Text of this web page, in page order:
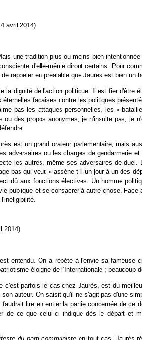
avril 2014)
une tradition plus ou moins bien
d'elle-même diront certains. Pour
rappeler en préalable que Jaurès est bien
la dignité de l'action politique. Il est fier
fadaises contre les politiques
pas les attaques personnelles, les «
ou des propos anonymes, je n'insulte pas, je
est un grand orateur parlementaire, mais
adversaires ou les charges de
les autres, même ses adversaires de
pas qui veut » assène-t-il un jour à un des
dû aux fonctions électives. Un homme
publique et se consacrer à autre chose.
2014)
entendu. On a répété à l'envie sa fameuse
éloigne de l’Internationale ; beaucoup
c'est parfois le cas chez Jaurès, est du
auteur. On saisit qu'il ne s'agit pas d'une
lire en entier la partie concernée de
de ce que celui-ci indique dès le départ et
du parti communisteen tout cas, Jaurès